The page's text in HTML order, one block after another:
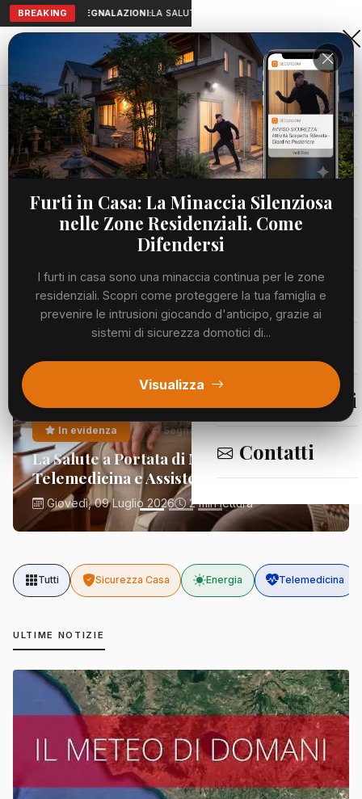
BREAKING SEGNALAZIONI:LA SALUTE A PORTATA DI MANO:
Aranova • NET
PORTALE UTILE AL TERRITORIO
Home
Cronaca
Viabilità
Meteo
Segnalazioni
Contatti
Furti in Casa: La Minaccia Silenziosa
nelle Zone Residenziali. Come
Difendersi
I furti in casa sono una minaccia continua per le zone
residenziali. Scopri come proteggere la tua famiglia e
prevenire le intrusioni giocando d'anticipo, grazie ai
sistemi di sicurezza domotici di...
Visualizza
In evidenza Segnalazioni
La Salute a Portata di Mano:
Telemedicina e Assistenza Domiciliare
Giovedì, 09 Luglio 2026 2 min lettura
Tutti Sicurezza Casa Energia Telemedicina
ULTIME NOTIZIE